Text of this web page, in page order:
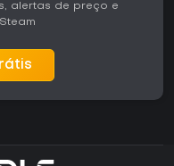
alertas de preço e